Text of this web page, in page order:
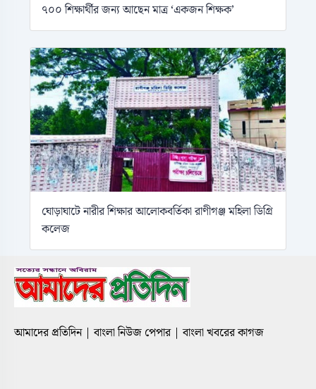
৭০০ শিক্ষার্থীর জন্য আছেন মাত্র ‘একজন শিক্ষক’
ঘোড়াঘাটে নারীর শিক্ষার আলোকবর্তিকা রাণীগঞ্জ মহিলা ডিগ্রি
কলেজ
আমাদের প্রতিদিন | বাংলা নিউজ পেপার | বাংলা খবরের কাগজ